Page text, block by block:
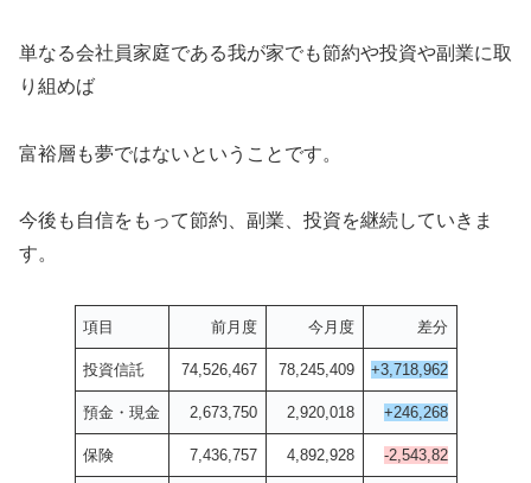
単なる会社員家庭である我が家でも節約や投資や副業に取
り組めば
富裕層も夢ではないということです。
今後も自信をもって節約、副業、投資を継続していきま
す。
項目 前月度 今月度 差分
投資信託 74,526,467 78,245,409 +3,718,962
預金・現金 2,673,750 2,920,018 +246,268
保険 7,436,757 4,892,928 -2,543,82